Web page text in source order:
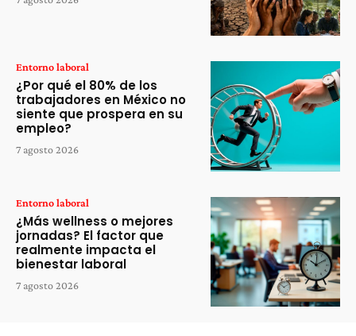
Entorno laboral
¿Por qué el 80% de los
trabajadores en México no
siente que prospera en su
empleo?
7 agosto 2026
Entorno laboral
¿Más wellness o mejores
jornadas? El factor que
realmente impacta el
bienestar laboral
7 agosto 2026